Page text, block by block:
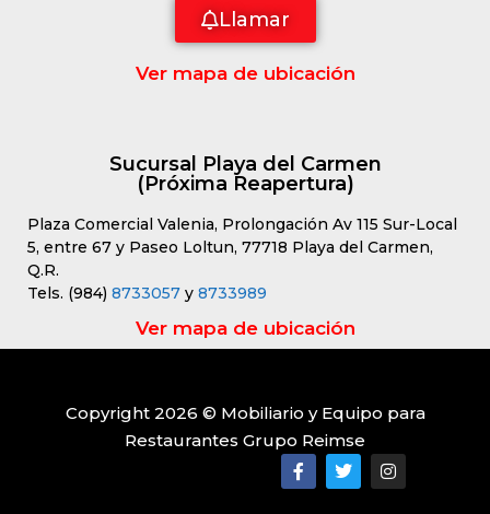
Llamar
Ver mapa de ubicación
Sucursal Playa del Carmen
(Próxima Reapertura)
Plaza Comercial Valenia, Prolongación Av 115 Sur-Local
5, entre 67 y Paseo Loltun, 77718 Playa del Carmen,
Q.R.
Tels. (984) 8733057 y 8733989
Ver mapa de ubicación
Copyright 2026 © Mobiliario y Equipo para
Restaurantes Grupo Reimse